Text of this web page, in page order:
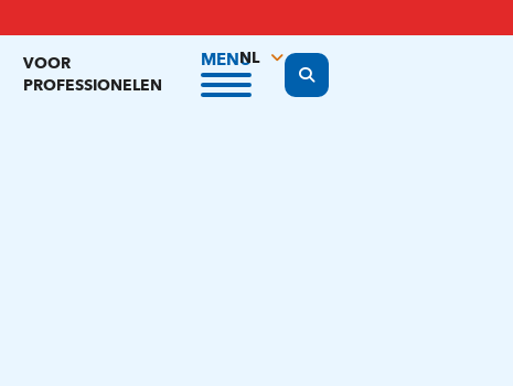
VOOR
PROFESSIONELEN
MENU
Display the search form
NL
FR